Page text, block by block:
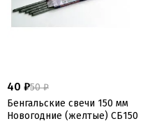
40 ₽50 ₽
Бенгальские свечи 150 мм
Новогодние (желтые) СБ150